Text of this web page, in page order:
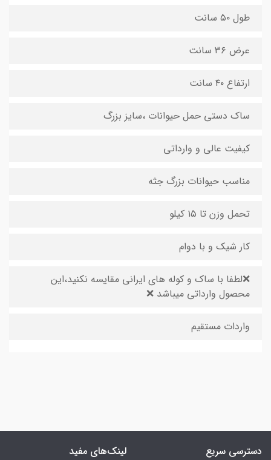
طول ۵۰ سانت
عرض ۳۶ سانت
ارتفاع ۴۰ سانت
ساک دستی حمل حیوانات ،سایز بزرگ
کیفیت عالی و وارداتی
مناسب حیوانات بزرگ جثه
تحمل وزن تا ۱۵ کیلو
کار شیک و با دوام
❌لطفا با ساک و کوله های ایرانی مقایسه نکنید،این
محصول وارداتی میباشد ❌
واردات مستقیم
دسترسی سریع لینک‌های مفید